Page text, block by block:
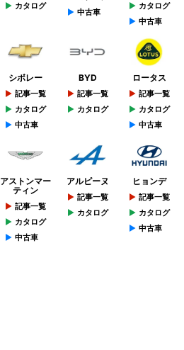
カタログ
中古車
カタログ
中古車
シボレー
記事一覧
カタログ
中古車
BYD
記事一覧
カタログ
ロータス
記事一覧
カタログ
中古車
アストンマー
ティン
記事一覧
カタログ
中古車
アルピーヌ
記事一覧
カタログ
ヒョンデ
記事一覧
カタログ
中古車